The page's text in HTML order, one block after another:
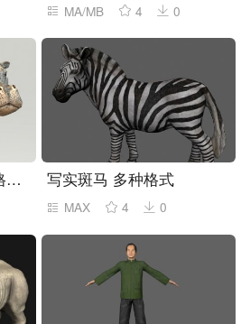
MA/MB 4 0
河马max,maya,obj,stl格式模型 写实斑马 多种格式
MAX 4 0